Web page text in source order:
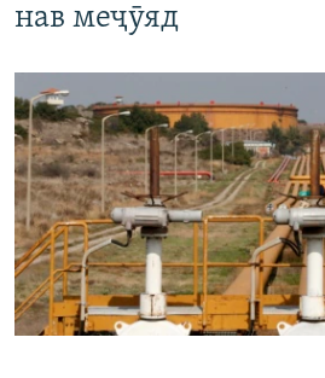
нав меҷӯяд